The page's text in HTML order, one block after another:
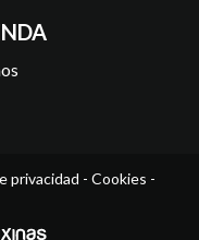
privacidad - Cookies -